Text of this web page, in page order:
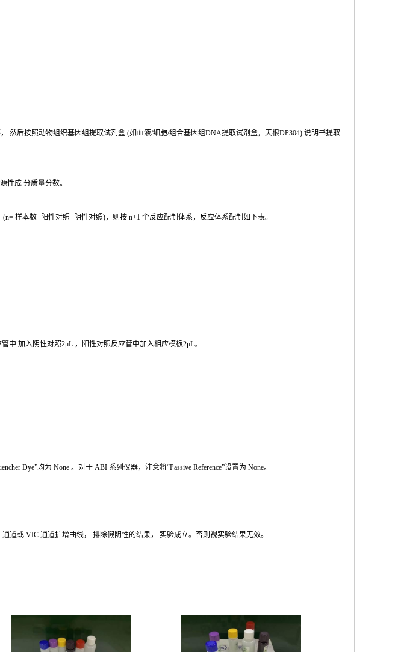
然后按照动物组织基因组提取试剂盒(如血液/细胞/组合基因组DNA提取试剂盒，天根DP304) 说明书提取
性成 分质量分数。
(n= 样本数+阳性对照+阴性对照)，则按 n+1 个反应配制体系，反应体系配制如 下表。
中 加入阴性对照2μL ，阳性对照反应管中加入相应模板2μL。
Dye”均为 None 。对于 ABI 系列仪器，注意将“Passive Reference”设置为 None。
通道或 VIC 通道扩增曲线， 排除假阴性的结果，
实验成立。否则视实验结果无效。